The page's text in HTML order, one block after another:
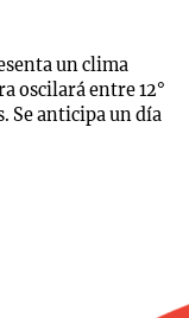
un clima
oscilará entre 12°
Se anticipa un día